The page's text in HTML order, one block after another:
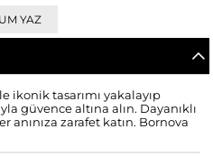
YAZ
ikonik tasarımı yakalayıp
güvence altına alın. Dayanıklı
anınıza zarafet katın. Bornova